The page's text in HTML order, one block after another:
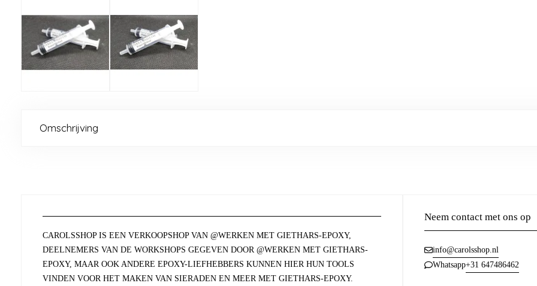
Omschrijving
CAROLSSHOP IS EEN VERKOOPSHOP VAN @WERKEN MET GIETHARS-EPOXY,
DEELNEMERS VAN DE WORKSHOPS GEGEVEN DOOR @WERKEN MET GIETHARS-
EPOXY, MAAR OOK ANDERE EPOXY-LIEFHEBBERS KUNNEN HIER HUN TOOLS
VINDEN VOOR HET MAKEN VAN SIERADEN EN MEER MET GIETHARS-EPOXY.
Neem contact met ons op
info@carolsshop.nl
Whatsapp+31 647486462